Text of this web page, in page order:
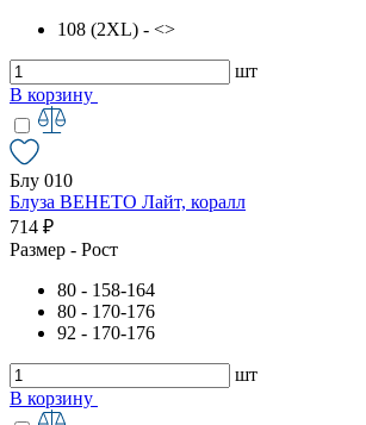
108 (2XL) - <>
шт
В корзину
Блу 010
Блуза ВЕНЕТО Лайт, коралл
714 ₽
Размер - Рост
80 - 158-164
80 - 170-176
92 - 170-176
шт
В корзину